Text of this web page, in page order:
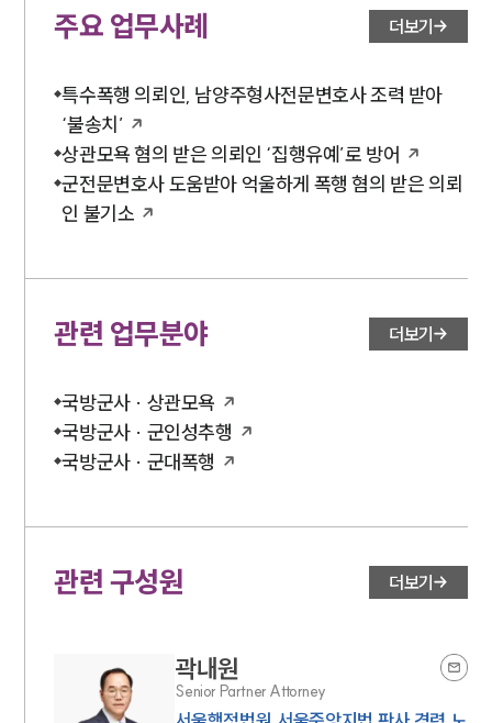
주요 업무사례 더보기
특수폭행 의뢰인, 남양주형사전문변호사 조력 받아
‘불송치’
상관모욕 혐의 받은 의뢰인 ‘집행유예’로 방어
군전문변호사 도움받아 억울하게 폭행 혐의 받은 의뢰
인 불기소
관련 업무분야 더보기
국방군사 · 상관모욕
국방군사 · 군인성추행
국방군사 · 군대폭행
관련 구성원 더보기
곽내원
Senior Partner Attorney